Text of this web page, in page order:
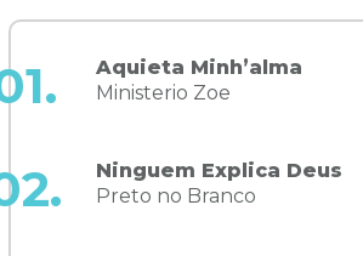
Aquieta Minh’alma
Ministerio Zoe
Ninguem Explica Deus
Preto no Branco